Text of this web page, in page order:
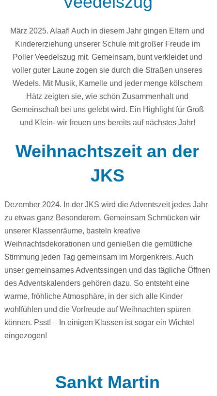
März 2025. Alaaf! Auch in diesem Jahr gingen Eltern und
Kindererziehung unserer Schule mit großer Freude im
Poller Veedelszug mit. Gemeinsam, bunt verkleidet und
voller guter Laune zogen sie durch die Straßen unseres
Wedels. Mit Musik, Kamelle und jeder menge kölschem
Hätz zeigten sie, wie schön Zusammenhalt und
Gemeinschaft bei uns gelebt wird. Ein Highlight für Groß
und Klein- wir freuen uns bereits auf nächstes Jahr!
Weihnachtszeit an der
JKS
Dezember 2024. In der JKS wird die Adventszeit jedes Jahr
zu etwas ganz Besonderem. Gemeinsam Schmücken wir
unserer Klassenräume, basteln kreative
Weihnachtsdekorationen und genießen die gemütliche
Stimmung jeden Tag gemeinsam im Morgenkreis. Auch
unser gemeinsames Adventssingen und das tägliche Öffnen
des Adventskalenders gehören dazu. So entsteht eine
warme, fröhliche Atmosphäre, in der sich alle Kinder
wohlfühlen und die Vorfreude auf Weihnachten spüren
können. Psst! – In einigen Klassen ist sogar ein Wichtel
eingezogen!
Sankt Martin